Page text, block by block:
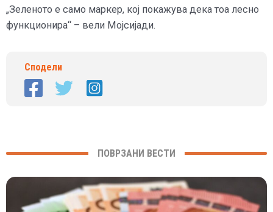
„Зеленото е само маркер, кој покажува дека тоа лесно
функционира“ – вели Мојсијади.
Сподели
ПОВРЗАНИ ВЕСТИ